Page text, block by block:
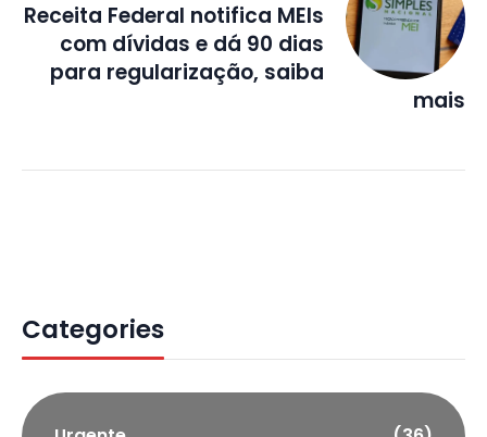
Receita Federal notifica MEIs
com dívidas e dá 90 dias
para regularização, saiba
mais
Categories